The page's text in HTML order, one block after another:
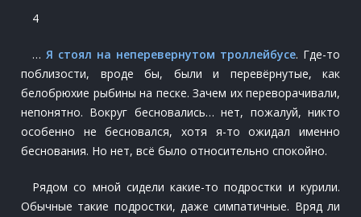
4
… Я стоял на неперевернутом троллейбусе. Где-то
поблизости, вроде бы, были и перевёрнутые, как
белобрюхие рыбины на песке. Зачем их переворачивали,
непонятно. Вокруг бесновались… нет, пожалуй, никто
особенно не бесновался, хотя я-то ожидал именно
беснования. Но нет, всё было относительно спокойно.
Рядом со мной сидели какие-то подростки и курили.
Обычные такие подростки, даже симпатичные. Вряд ли